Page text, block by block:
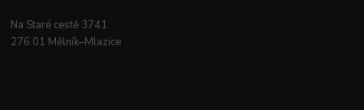
Na Staré cestě 3741
276 01 Mělník–Mlazice